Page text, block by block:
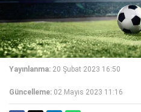
Yayınlanma: 20 Şubat 2023 16:50
Güncelleme: 02 Mayıs 2023 11:16